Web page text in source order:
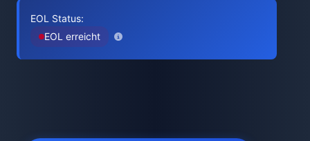
EOL Status:
EOL erreicht